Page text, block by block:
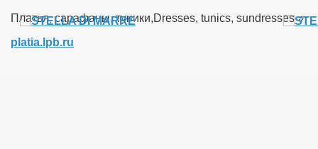
Платья, сарафаны, туники,Dresses, tunics, sundresses »
platia.lpb.ru